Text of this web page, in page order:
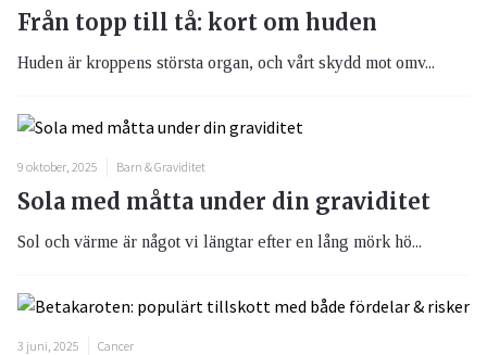
Från topp till tå: kort om huden
Huden är kroppens största organ, och vårt skydd mot omv...
9 oktober, 2025 Barn & Graviditet
Sola med måtta under din graviditet
Sol och värme är något vi längtar efter en lång mörk hö...
3 juni, 2025 Cancer